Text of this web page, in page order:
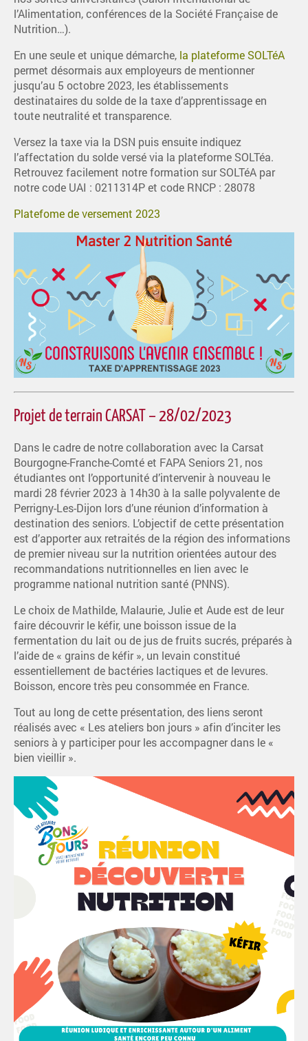
l’Alimentation, conférences de la Société Française de
Nutrition…).
En une seule et unique démarche, la plateforme SOLTéA
permet désormais aux employeurs de mentionner
jusqu’au 5 octobre 2023, les établissements
destinataires du solde de la taxe d’apprentissage en
toute neutralité et transparence.
Versez la taxe via la DSN puis ensuite indiquez
l’affectation du solde versé via la plateforme SOLTéa.
Retrouvez facilement notre formation sur SOLTéA par
notre code UAI : 0211314P et code RNCP : 28078
Platefome de versement 2023
Projet de terrain CARSAT – 28/02/2023
Dans le cadre de notre collaboration avec la Carsat
Bourgogne-Franche-Comté et FAPA Seniors 21, nos
étudiantes ont l’opportunité d’intervenir à nouveau le
mardi 28 février 2023 à 14h30 à la salle polyvalente de
Perrigny-Les-Dijon lors d’une réunion d’information à
destination des seniors. L’objectif de cette présentation
est d’apporter aux retraités de la région des informations
de premier niveau sur la nutrition orientées autour des
recommandations nutritionnelles en lien avec le
programme national nutrition santé (PNNS).
Le choix de Mathilde, Malaurie, Julie et Aude est de leur
faire découvrir le kéfir, une boisson issue de la
fermentation du lait ou de jus de fruits sucrés, préparés à
l’aide de « grains de kéfir », un levain constitué
essentiellement de bactéries lactiques et de levures.
Boisson, encore très peu consommée en France.
Tout au long de cette présentation, des liens seront
réalisés avec « Les ateliers bon jours » afin d’inciter les
seniors à y participer pour les accompagner dans le «
bien vieillir ».